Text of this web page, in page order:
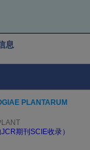
息
PLANTARUM
期刊SCIE收录）